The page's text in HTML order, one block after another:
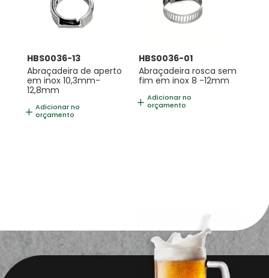
HBS0036-13
Abraçadeira de aperto
em inox 10,3mm-
12,8mm
Adicionar no
orçamento
HBS0036-01
Abraçadeira rosca sem
fim em inox 8 -12mm
Adicionar no
orçamento